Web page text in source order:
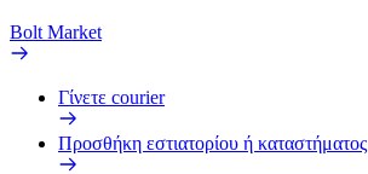
Bolt Market
Γίνετε courier
Προσθήκη εστιατορίου ή καταστήματος